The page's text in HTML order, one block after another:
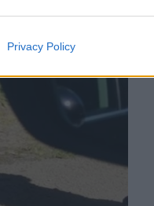
Privacy Policy